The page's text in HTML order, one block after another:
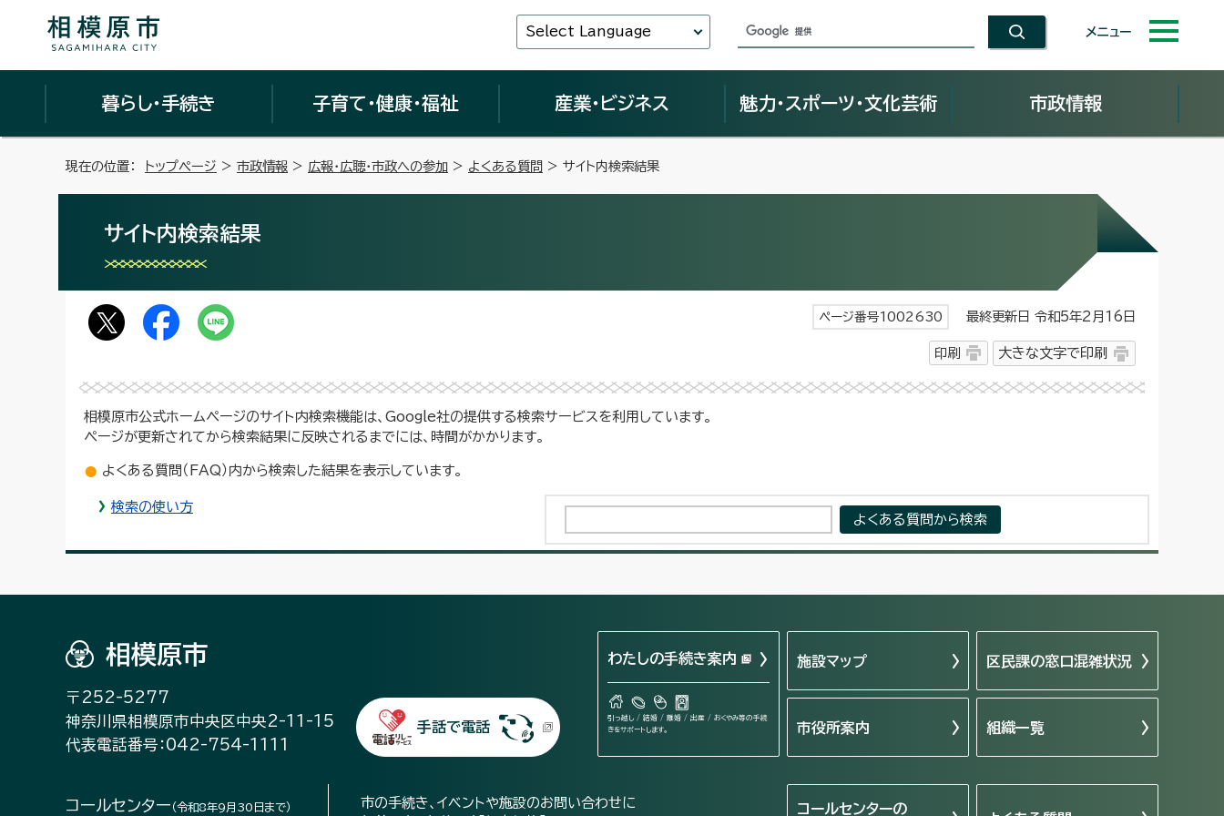
Select Language メニュー
暮らし・手続き 子育て・健康・福祉 産業・ビジネス 魅力・スポーツ・文化芸術 市政情報
現在の位置： トップページ > 市政情報 > 広報・広聴・市政への参加 > よくある質問 > サイト内検索結果
サイト内検索結果
ページ番号1002630 最終更新日 令和5年2月16日
印刷 大きな文字で印刷
相模原市公式ホームページのサイト内検索機能は、Google社の提供する検索サービスを利用しています。
ページが更新されてから検索結果に反映されるまでには、時間がかかります。
よくある質問（FAQ）内から検索した結果を表示しています。
検索の使い方
相模原市
〒252-5277
神奈川県相模原市中央区中央2-11-15
代表電話番号：042-754-1111
手話で電話
わたしの手続き案内
引っ越し / 結婚 / 離婚 / 出産 / おくやみ等の手続
きをサポートします。
施設マップ 区民課の窓口混雑状況
市役所案内 組織一覧
コールセンター （令和8年9月30日まで）
市の手続き、イベントや施設のお問い合わせに
コールセンターの